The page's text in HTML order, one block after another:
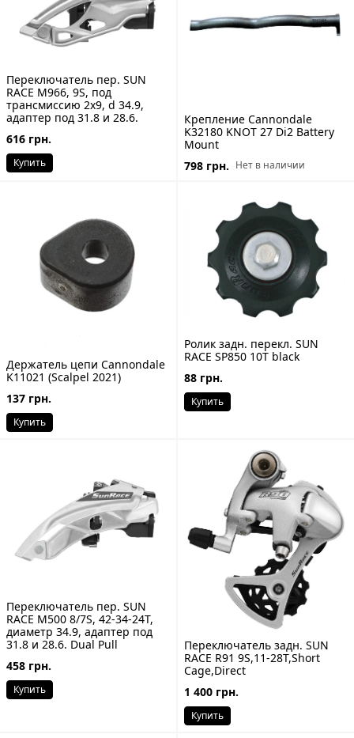
Переключатель пер. SUN
RACE M966, 9S, под
трансмиссию 2x9, d 34.9,
адаптер под 31.8 и 28.6.
616 грн.
Купить
Крепление Cannondale
K32180 KNOT 27 Di2 Battery
Mount
798 грн. Нет в наличии
Держатель цепи Cannondale
K11021 (Scalpel 2021)
137 грн.
Купить
Ролик задн. перекл. SUN
RACE SP850 10T black
88 грн.
Купить
Переключатель пер. SUN
RACE M500 8/7S, 42-34-24T,
диаметр 34.9, адаптер под
31.8 и 28.6. Dual Pull
458 грн.
Купить
Переключатель задн. SUN
RACE R91 9S,11-28T,Short
Cage,Direct
1 400 грн.
Купить